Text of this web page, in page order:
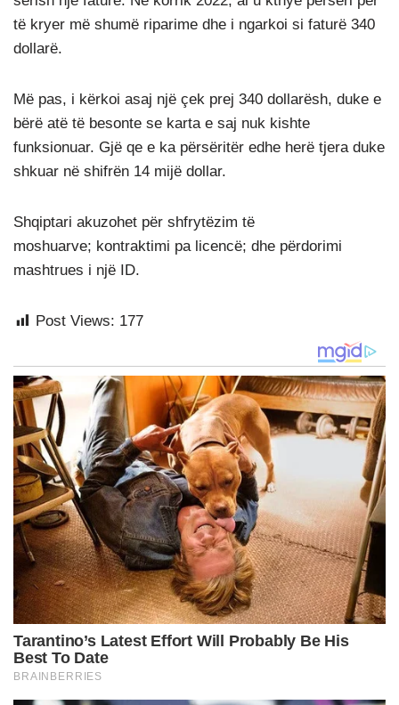
të kryer më shumë riparime dhe i ngarkoi si faturë 340
dollarë.
Më pas, i kërkoi asaj një çek prej 340 dollarësh, duke e
bërë atë të besonte se karta e saj nuk kishte
funksionuar. Gjë qe e ka përsëritër edhe herë tjera duke
shkuar në shifrën 14 mijë dollar.
Shqiptari akuzohet për shfrytëzim të
moshuarve; kontraktimi pa licencë; dhe përdorimi
mashtrues i një ID.
Post Views: 177